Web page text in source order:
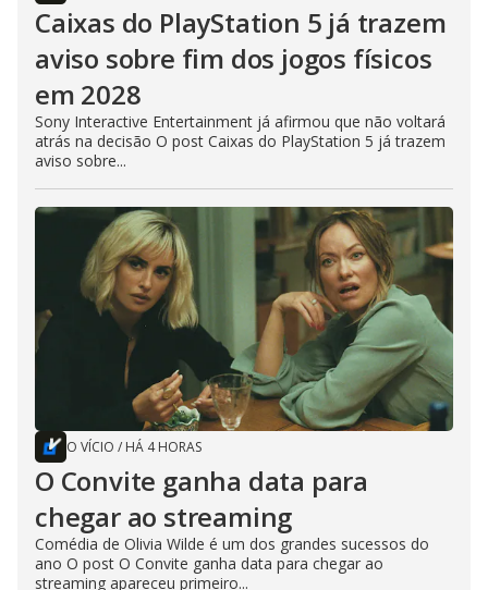
Caixas do PlayStation 5 já trazem
aviso sobre fim dos jogos físicos
em 2028
Sony Interactive Entertainment já afirmou que não voltará
atrás na decisão O post Caixas do PlayStation 5 já trazem
aviso sobre...
O VÍCIO / HÁ 4 HORAS
O Convite ganha data para
chegar ao streaming
Comédia de Olivia Wilde é um dos grandes sucessos do
ano O post O Convite ganha data para chegar ao
streaming apareceu primeiro...